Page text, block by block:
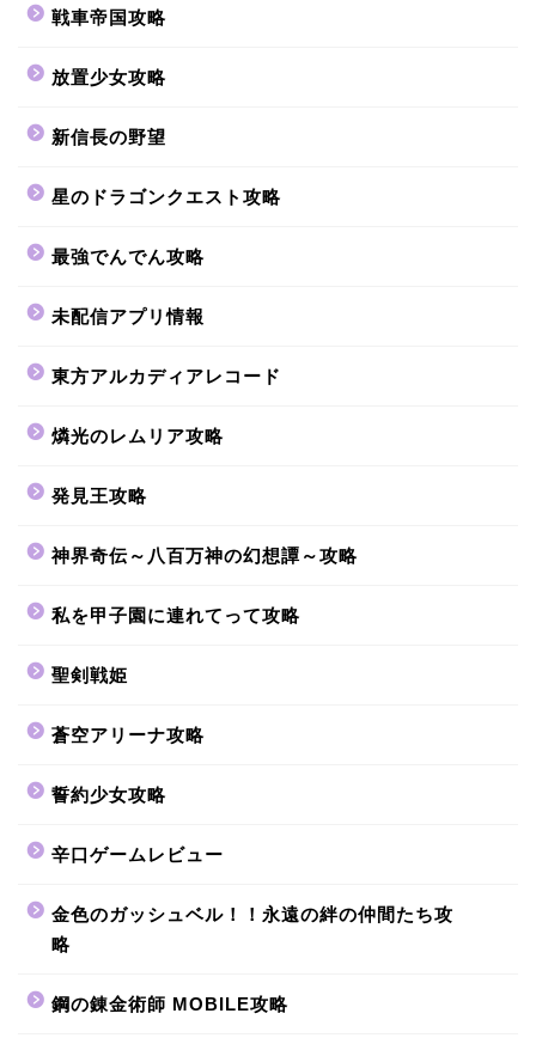
戦車帝国攻略
放置少女攻略
新信長の野望
星のドラゴンクエスト攻略
最強でんでん攻略
未配信アプリ情報
東方アルカディアレコード
燐光のレムリア攻略
発見王攻略
神界奇伝～八百万神の幻想譚～攻略
私を甲子園に連れてって攻略
聖剣戦姫
蒼空アリーナ攻略
誓約少女攻略
辛口ゲームレビュー
金色のガッシュベル！！永遠の絆の仲間たち攻
略
鋼の錬金術師 MOBILE攻略